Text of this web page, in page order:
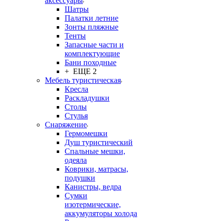
Шатры
Палатки летние
Зонты пляжные
Тенты
Запасные части и
комплектующие
Бани походные
+ ЕЩЕ 2
Мебель туристическая
Кресла
Раскладушки
Столы
Стулья
Снаряжение
Гермомешки
Душ туристический
Спальные мешки,
одеяла
Коврики, матрасы,
подушки
Канистры, ведра
Сумки
изотермические,
аккумуляторы холода